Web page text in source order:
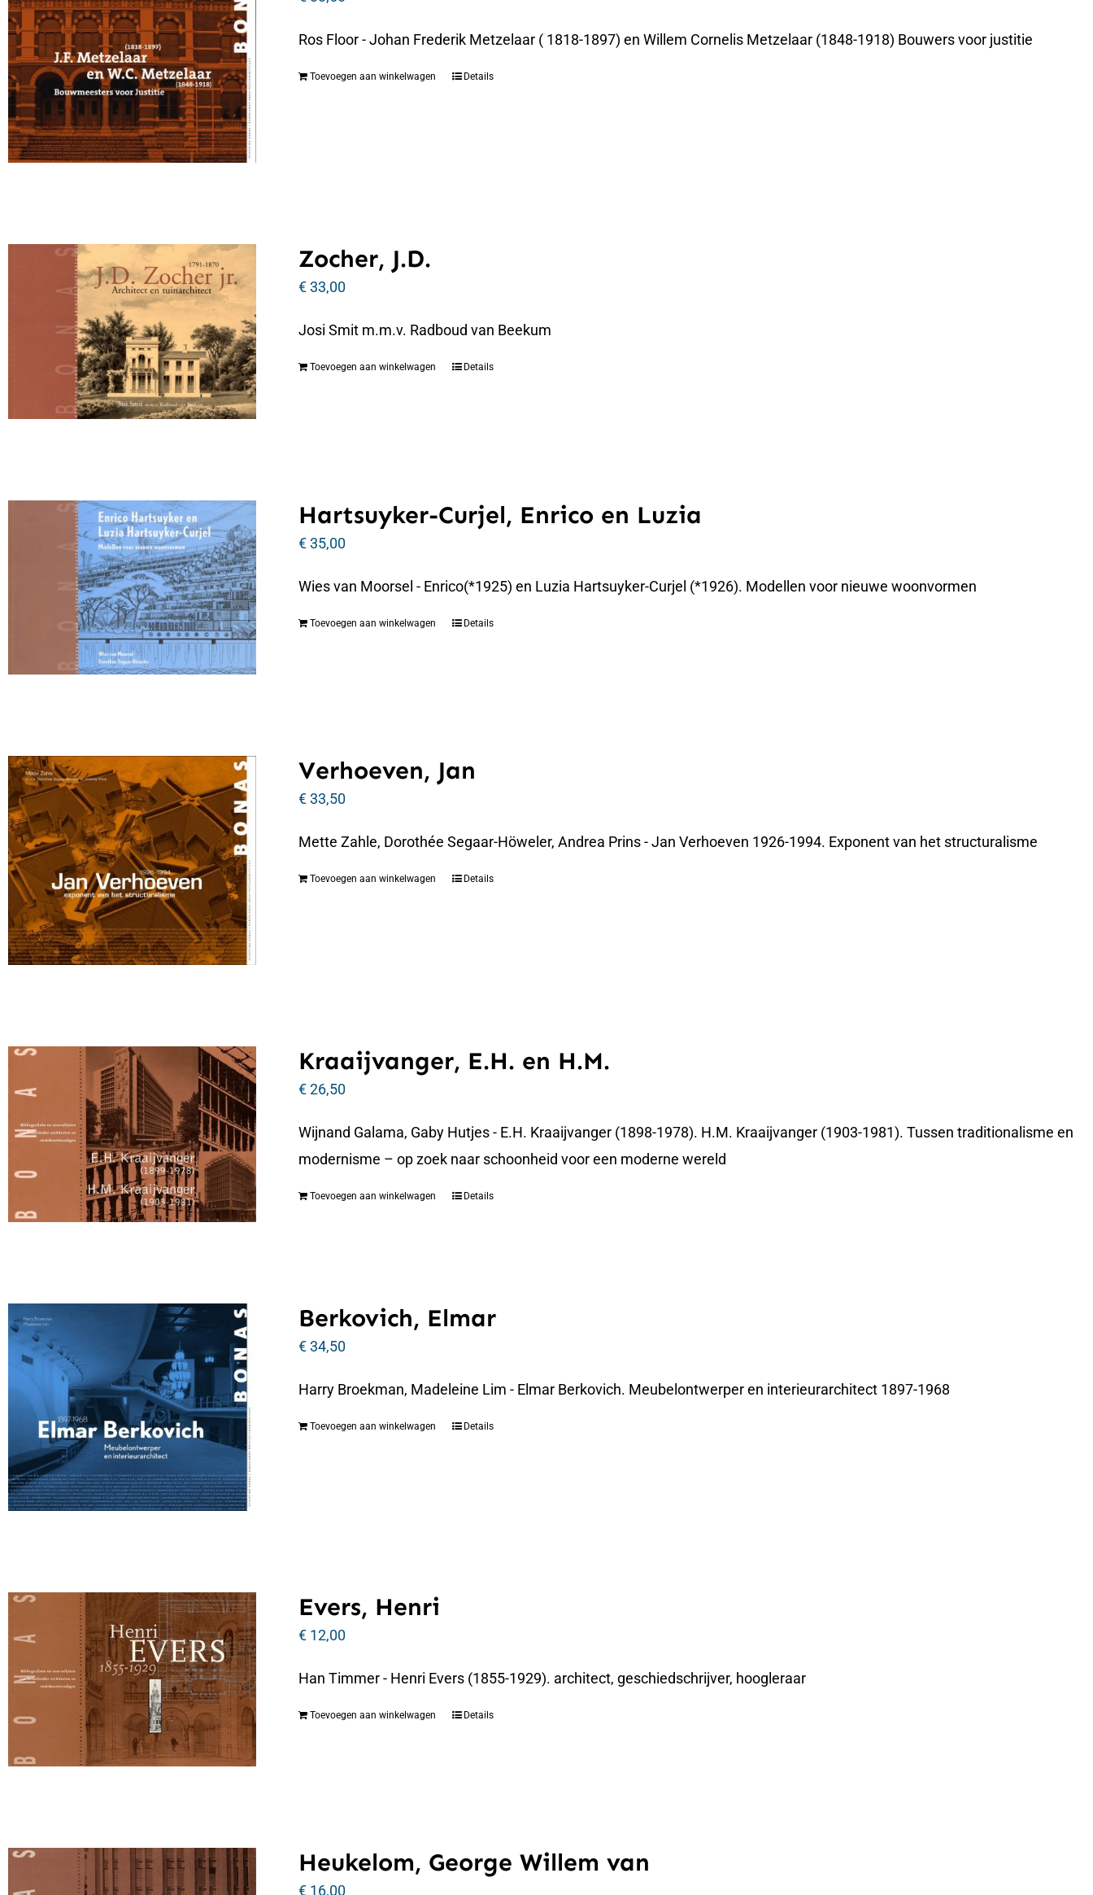
Ros Floor - Johan Frederik Metzelaar ( 1818-1897) en Willem Cornelis Metzelaar (1848-1918) Bouwers voor justitie
Toevoegen aan winkelwagen Details
Zocher, J.D.
€33,00
Josi Smit m.m.v. Radboud van Beekum
Toevoegen aan winkelwagen Details
Hartsuyker-Curjel, Enrico en Luzia
€35,00
Wies van Moorsel - Enrico(*1925) en Luzia Hartsuyker-Curjel (*1926). Modellen voor nieuwe woonvormen
Toevoegen aan winkelwagen Details
Verhoeven, Jan
€33,50
Mette Zahle, Dorothée Segaar-Höweler, Andrea Prins - Jan Verhoeven 1926-1994. Exponent van het structuralisme
Toevoegen aan winkelwagen Details
Kraaijvanger, E.H. en H.M.
€26,50
Wijnand Galama, Gaby Hutjes - E.H. Kraaijvanger (1898-1978). H.M. Kraaijvanger (1903-1981). Tussen traditionalisme en
modernisme – op zoek naar schoonheid voor een moderne wereld
Toevoegen aan winkelwagen Details
Berkovich, Elmar
€34,50
Harry Broekman, Madeleine Lim - Elmar Berkovich. Meubelontwerper en interieurarchitect 1897-1968
Toevoegen aan winkelwagen Details
Evers, Henri
€ 12,00
Han Timmer - Henri Evers (1855-1929). architect, geschiedschrijver, hoogleraar
Toevoegen aan winkelwagen Details
Heukelom, George Willem van
€ 16,00